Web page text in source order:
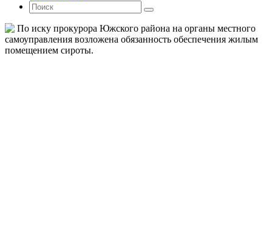
Поиск
Искать:
Поиск